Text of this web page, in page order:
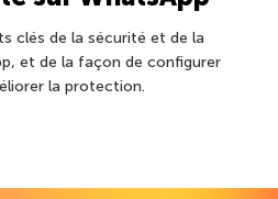
clés de la sécurité et de la
et de la façon de configurer
la protection.